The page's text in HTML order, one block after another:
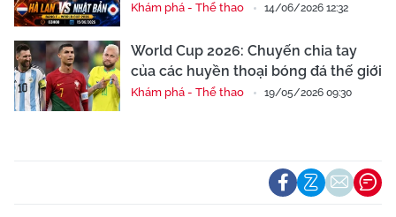
Khám phá - Thể thao 14/06/2026 12:32
World Cup 2026: Chuyến chia tay
của các huyền thoại bóng đá thế giới
Khám phá - Thể thao 19/05/2026 09:30